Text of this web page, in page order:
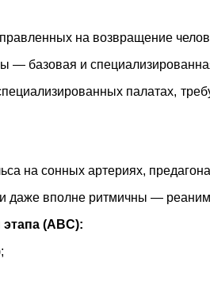
на возвращение
— базовая и
палатах,
на сонных артериях,
даже вполне ритмичны —
(ABC):